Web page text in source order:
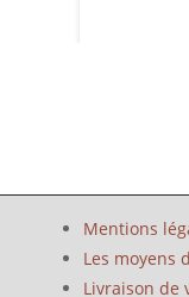
Mentions
Les moyens
Livraison de